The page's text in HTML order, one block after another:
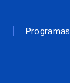
Programas